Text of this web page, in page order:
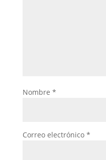
Nombre *
Correo electrónico *